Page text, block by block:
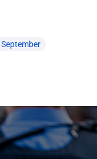
September